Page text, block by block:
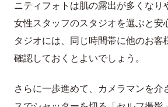
ニティフォトは肌の露出が多くなり
女性スタッフのスタジオを選ぶと安
タジオには、同じ時間帯に他のお客
確認しておくとよいでしょう。
さらに一歩進めて、カメラマンを介